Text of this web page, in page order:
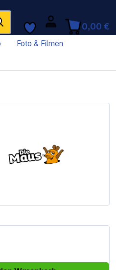
0,00 €
Foto & Filmen